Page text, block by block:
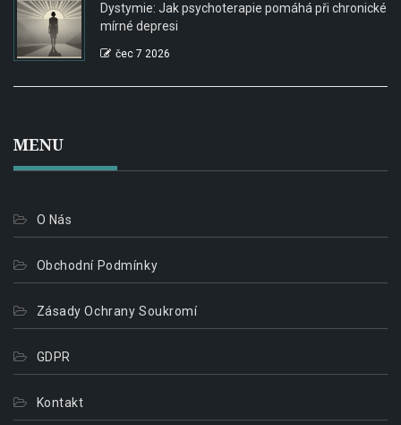
Dystymie: Jak psychoterapie pomáhá při chronické
mírné depresi
čec 7 2026
MENU
O Nás
Obchodní Podmínky
Zásady Ochrany Soukromí
GDPR
Kontakt